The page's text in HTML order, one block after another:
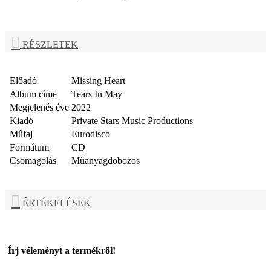
RÉSZLETEK
Előadó
Missing Heart
Album címe
Tears In May
Megjelenés éve 2022
Kiadó
Private Stars Music Productions
Műfaj
Eurodisco
Formátum
CD
Csomagolás
Műanyagdobozos
ÉRTÉKELÉSEK
Írj véleményt a termékről!